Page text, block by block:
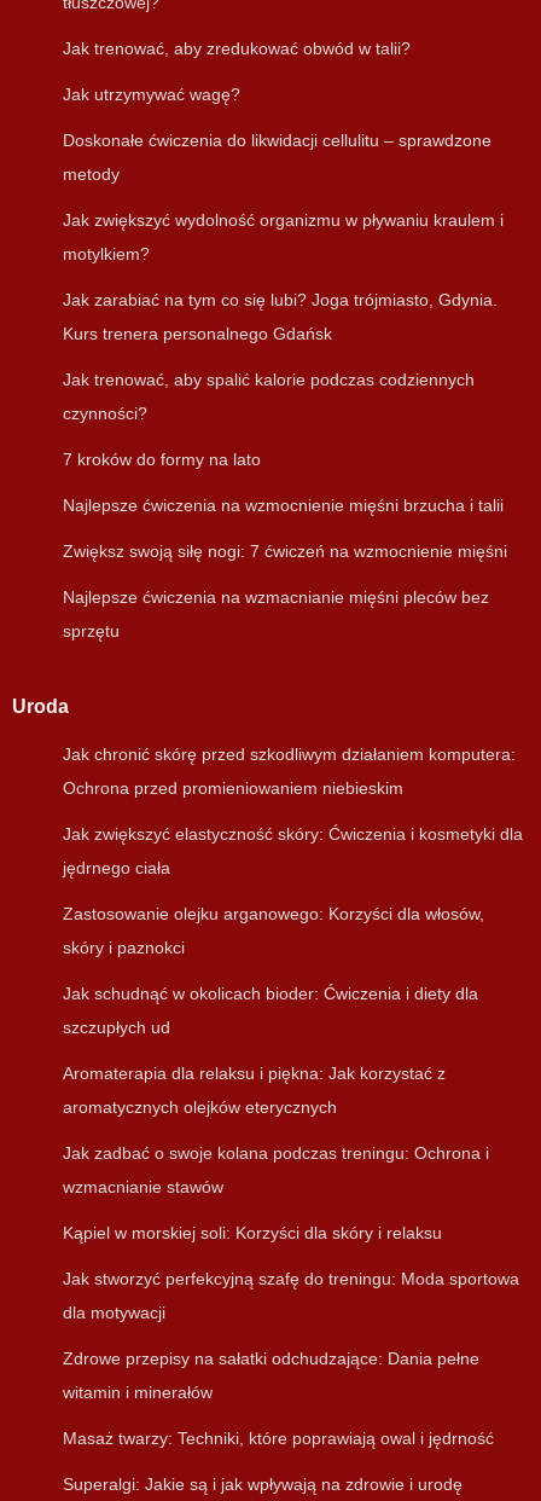
Jak trenować, aby zredukować obwód w talii?
Jak utrzymywać wagę?
Doskonałe ćwiczenia do likwidacji cellulitu – sprawdzone
metody
Jak zwiększyć wydolność organizmu w pływaniu kraulem i
motylkiem?
Jak zarabiać na tym co się lubi? Joga trójmiasto, Gdynia.
Kurs trenera personalnego Gdańsk
Jak trenować, aby spalić kalorie podczas codziennych
czynności?
7 kroków do formy na lato
Najlepsze ćwiczenia na wzmocnienie mięśni brzucha i talii
Zwiększ swoją siłę nogi: 7 ćwiczeń na wzmocnienie mięśni
Najlepsze ćwiczenia na wzmacnianie mięśni pleców bez
sprzętu
Uroda
Jak chronić skórę przed szkodliwym działaniem komputera:
Ochrona przed promieniowaniem niebieskim
Jak zwiększyć elastyczność skóry: Ćwiczenia i kosmetyki dla
jędrnego ciała
Zastosowanie olejku arganowego: Korzyści dla włosów,
skóry i paznokci
Jak schudnąć w okolicach bioder: Ćwiczenia i diety dla
szczupłych ud
Aromaterapia dla relaksu i piękna: Jak korzystać z
aromatycznych olejków eterycznych
Jak zadbać o swoje kolana podczas treningu: Ochrona i
wzmacnianie stawów
Kąpiel w morskiej soli: Korzyści dla skóry i relaksu
Jak stworzyć perfekcyjną szafę do treningu: Moda sportowa
dla motywacji
Zdrowe przepisy na sałatki odchudzające: Dania pełne
witamin i minerałów
Masaż twarzy: Techniki, które poprawiają owal i jędrność
Superalgi: Jakie są i jak wpływają na zdrowie i urodę